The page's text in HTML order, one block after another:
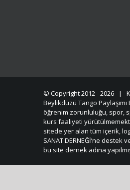
© Copyright 2012 -2026 |
Beylikdüzü Tango
öğrenim zorunluluğu, spor,
kurs faaliyeti
sitede yer alan tüm içerik,
SANAT DERNEĞİ’ne
bu site dernek adına